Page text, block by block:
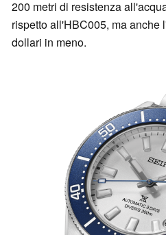
200 metri di resistenza
rispetto all'HBC005, ma anche
dollari in meno.